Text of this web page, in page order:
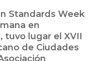
Standards Week
en
tuvo lugar el XVII
de Ciudades